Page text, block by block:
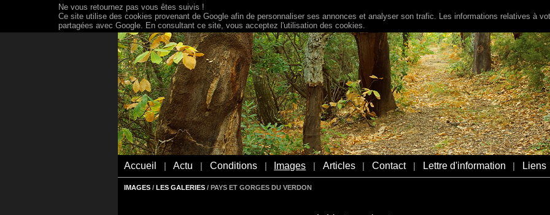
Accueil Actu Conditions Images Articles Contact Lettre d'information Liens
IMAGES / LES GALERIES / PAYS ET GORGES DU VERDON
Ne vous retournez pas vous êtes suivis !
Ce site utilise des cookies provenant de Google afin de personnaliser ses annonces et analyser son trafic. Les informations relatives à
partagées avec Google. En consultant ce site, vous acceptez l'utilisation des cookies.